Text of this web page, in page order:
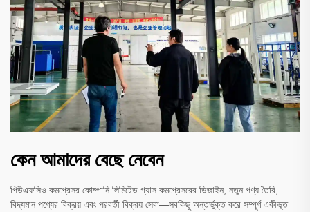
কেন আমাদের বেছে নেবেন
পিউএফসিও কমপ্রেসর কোম্পানি লিমিটেড গ্যাস কমপ্রেসরের ডিজাইন, নতুন পণ্য তৈরি,
বিদ্যমান পণ্যের বিক্রয় এবং পরবর্তী বিক্রয় সেবা—সবকিছু অন্তর্ভুক্ত করে সম্পূর্ণ একীভূত